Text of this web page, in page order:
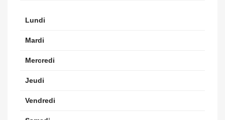
Lundi
Mardi
Mercredi
Jeudi
Vendredi